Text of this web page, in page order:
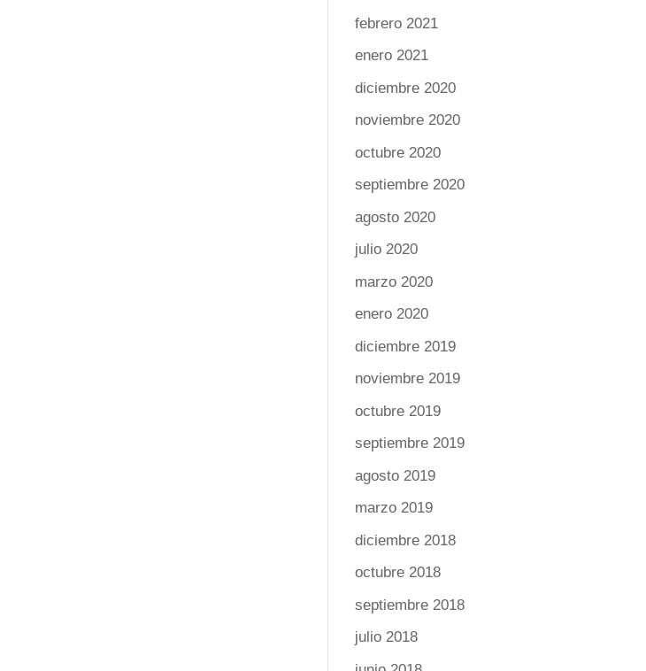
febrero 2021
enero 2021
diciembre 2020
noviembre 2020
octubre 2020
septiembre 2020
agosto 2020
julio 2020
marzo 2020
enero 2020
diciembre 2019
noviembre 2019
octubre 2019
septiembre 2019
agosto 2019
marzo 2019
diciembre 2018
octubre 2018
septiembre 2018
julio 2018